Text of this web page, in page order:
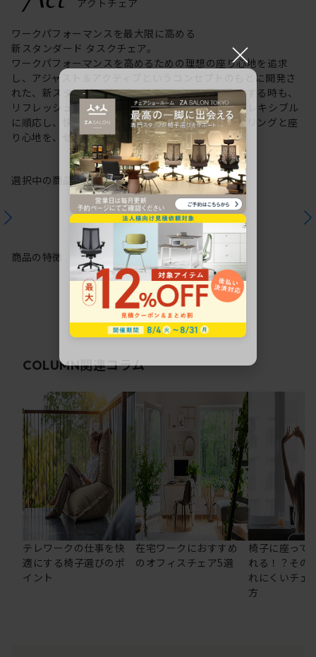
ワークパフォーマンスを最大限に高める
新スタンダード タスクチェア。
ワークパフォーマンスを高めるための理想の座り心地を追求
し、アジャスト＆アクティブというコンセプトのもとに開発さ
れた、新スタンダードのタスクチェア。作業に集中する時も、
リフレッシュする時も、座る姿勢や身体の動きにフレキシブル
に順応し、快適にサポートします。新感覚のスタイリングと座
り心地を、ぜひご体感ください。
選択中の商品情報保証注意事項
商品の特徴
COLUMN関連コラム
テレワークの仕事を快
適にする椅子選びのポ
イント
在宅ワークにおすすめ
のオフィスチェア5選
椅子に座って
れる！？その
れにくいチェ
方
×